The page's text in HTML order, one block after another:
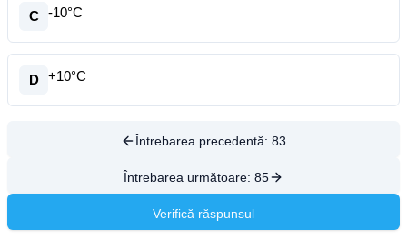
C -10°C
D +10°C
Întrebarea precedentă: 83
Întrebarea următoare: 85
Verifică răspunsul